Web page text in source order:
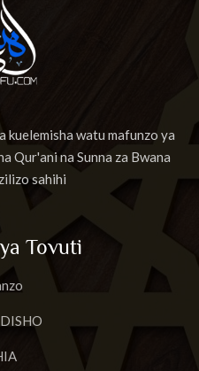
watu mafunzo ya
Qur'ani na Sunna za Bwana
Mtume ﷺ zilizo sahihi
Tovuti